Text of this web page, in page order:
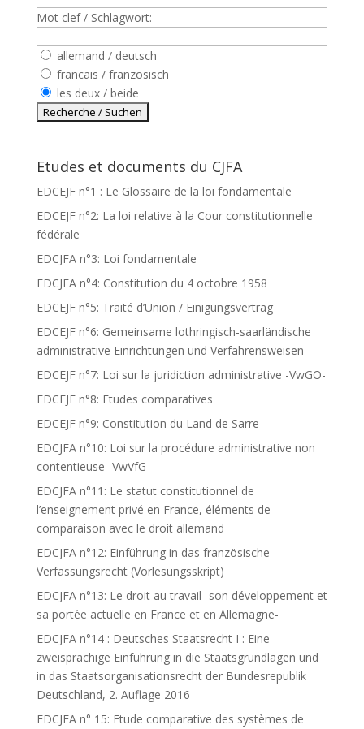
Mot clef / Schlagwort:
allemand / deutsch
francais / französisch
les deux / beide
Etudes et documents du CJFA
EDCEJF n°1 : Le Glossaire de la loi fondamentale
EDCEJF n°2: La loi relative à la Cour constitutionnelle
fédérale
EDCJFA n°3: Loi fondamentale
EDCJFA n°4: Constitution du 4 octobre 1958
EDCEJF n°5: Traité d’Union / Einigungsvertrag
EDCEJF n°6: Gemeinsame lothringisch-saarländische
administrative Einrichtungen und Verfahrensweisen
EDCEJF n°7: Loi sur la juridiction administrative -VwGO-
EDCEJF n°8: Etudes comparatives
EDCEJF n°9: Constitution du Land de Sarre
EDCJFA n°10: Loi sur la procédure administrative non
contentieuse -VwVfG-
EDCJFA n°11: Le statut constitutionnel de
l’enseignement privé en France, éléments de
comparaison avec le droit allemand
EDCJFA n°12: Einführung in das französische
Verfassungsrecht (Vorlesungsskript)
EDCJFA n°13: Le droit au travail -son développement et
sa portée actuelle en France et en Allemagne-
EDCJFA n°14 : Deutsches Staatsrecht I : Eine
zweisprachige Einführung in die Staatsgrundlagen und
in das Staatsorganisationsrecht der Bundesrepublik
Deutschland, 2. Auflage 2016
EDCJFA n° 15: Etude comparative des systèmes de